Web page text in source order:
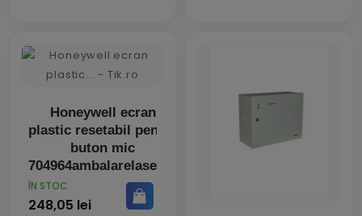
Honeywell ecran
plastic resetabil pentru
buton mic
704964ambalarelasetde
10 bucati
PRET
ÎN STOC
248,05 lei